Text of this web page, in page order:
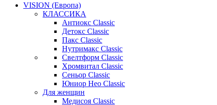
VISION (Европа)
КЛАССИКА
Антиокс Classic
Детокс Classic
Пакс Classic
Нутримакс Classic
Свелтформ Classic
Хромвитал Classic
Сеньор Classic
Юниор Нео Classic
Для женщин
Медисоя Classic